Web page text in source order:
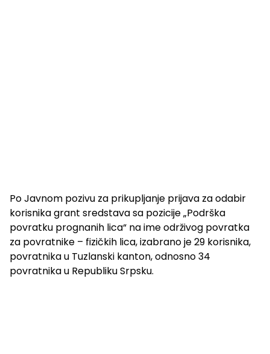
Po Javnom pozivu za prikupljanje prijava za odabir
korisnika grant sredstava sa pozicije „Podrška
povratku prognanih lica“ na ime održivog povratka
za povratnike – fizičkih lica, izabrano je 29 korisnika,
povratnika u Tuzlanski kanton, odnosno 34
povratnika u Republiku Srpsku.